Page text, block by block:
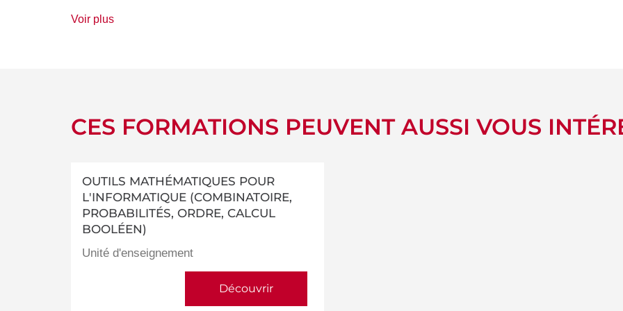
Voir plusde
CES FORMATIONS PEUVENT AUSSI VOUS
OUTILS MATHÉMATIQUES POUR
L'INFORMATIQUE (COMBINATOIRE,
PROBABILITÉS, ORDRE, CALCUL
BOOLÉEN)
Unité d'enseignement
Découvrir